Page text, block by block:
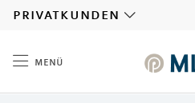
privatkunden
menü